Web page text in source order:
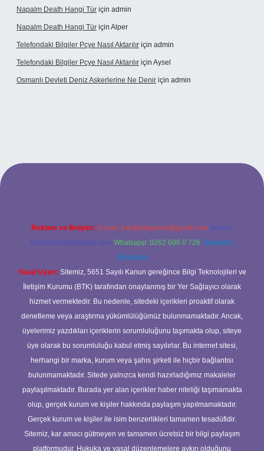
Napalm Death Hangi Tür için admin
Napalm Death Hangi Tür için Alper
Telefondaki Bilgiler Pcye Nasıl Aktarılır için admin
Telefondaki Bilgiler Pcye Nasıl Aktarılır için Aysel
Osmanlı Devleti Deniz Askerlerine Ne Denir için admin
giriş
Reklam ve İletişim: E-mail: backlinkpaneli@gmail.com Teams:
forumhizmeti@gmail.com Whatsapp: 0262 606 0 726 Telegram:
@karabul
Yasal Uyarı: Sitemiz, 5651 Sayılı Kanun gereğince Bilgi Teknolojileri ve
İletişim Kurumu (BTK) tarafından onaylanmış bir Yer Sağlayıcı olarak
hizmet vermektedir. Bu nedenle, sitedeki içerikleri proaktif olarak
denetleme veya araştırma yükümlülüğümüz bulunmamaktadır. Ancak,
üyelerimiz yazdıkları içeriklerin sorumluluğunu taşımakta olup, siteye
üye olarak bu sorumluluğu kabul etmiş sayılırlar. Bu internet sitesi,
herhangi bir marka, kurum veya şahıs şirketi ile hiçbir bağlantısı
bulunmamaktadır. Sitede yalnızca kendi hazırladığımız makaleler
paylaşılmaktadır. Burada yer alan içerikler haber niteliği taşımamakta
olup, gerçek kurum ve kişiler hakkında paylaşım yapılmamaktadır.
Gerçek kurum ve kişiler ile isim benzerlikleri tamamen tesadüfidir.
Sitemiz, kar amacı gütmeyen ve tamamen ücretsiz bir bilgi paylaşım
platformudur. Hukuka ve yasal düzenlemelere aykırı olduğunu